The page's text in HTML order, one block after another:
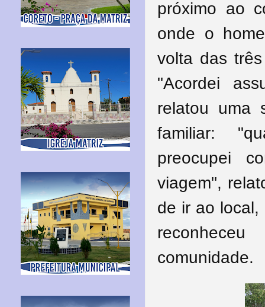
próximo ao
onde o
volta das
"Acordei
relatou uma
familiar:
preocupei
viagem",
de ir ao
comunidade.